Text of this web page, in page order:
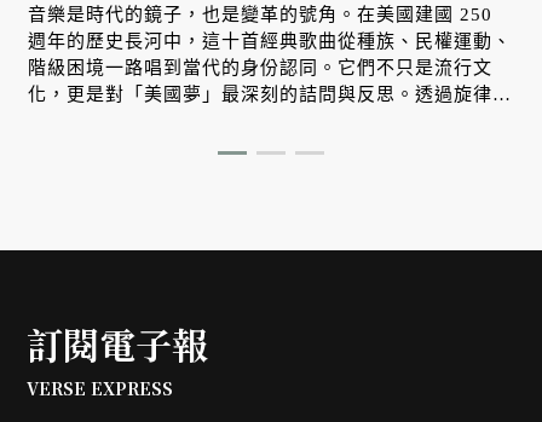
音樂是時代的鏡子，也是變革的號角。在美國建國 250
週年的歷史長河中，這十首經典歌曲從種族、民權運動、
階級困境一路唱到當代的身份認同。它們不只是流行文
化，更是對「美國夢」最深刻的詰問與反思。透過旋律，
扎、對話並重塑自我的漫長旅程。
訂閱電子報
VERSE EXPRESS